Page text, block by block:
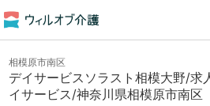
デイサービスソラスト相模大野/
イサービス/神奈川県相模原市南区
相模原市南区